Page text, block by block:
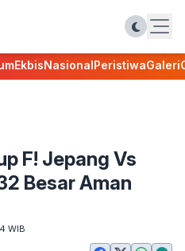
EkbisNasionalPeristiwaGaleri
F! Jepang Vs
Besar Aman
WIB